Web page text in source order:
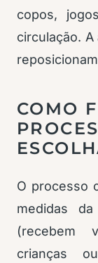
copos,
circulação.
COMO
O processo
medidas
(recebem
crianças